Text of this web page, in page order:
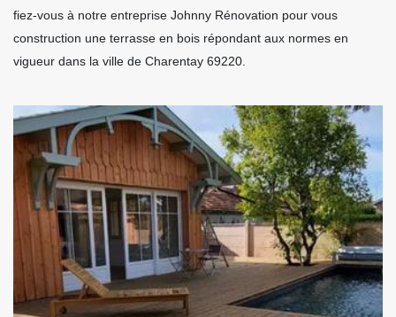
fiez-vous à notre entreprise Johnny Rénovation pour vous
construction une terrasse en bois répondant aux normes en
vigueur dans la ville de Charentay 69220.